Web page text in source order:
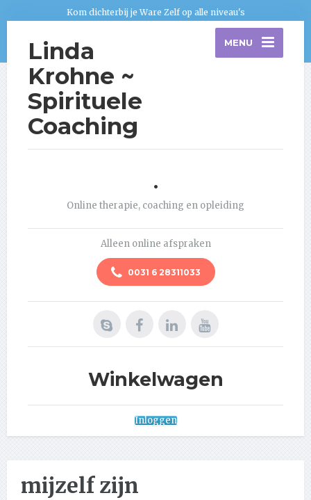
Kom dichterbij je Ware Zelf op alle niveau's
Linda
Krohne ~
Spirituele
Coaching
MENU
.
Online therapie, coaching en opleiding
Alleen online afspraken
0031 6 28311033
Winkelwagen
Inloggen
mijzelf zijn